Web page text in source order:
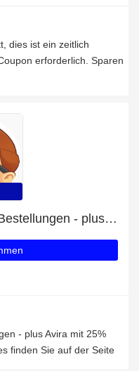
dies ist ein zeitlich
erforderlich. Sparen
Bis zu 30% Rabatt auf alle Bestellungen - plus Avira mit 25% Rabatt
- plus Avira mit 25%
finden Sie auf der Seite